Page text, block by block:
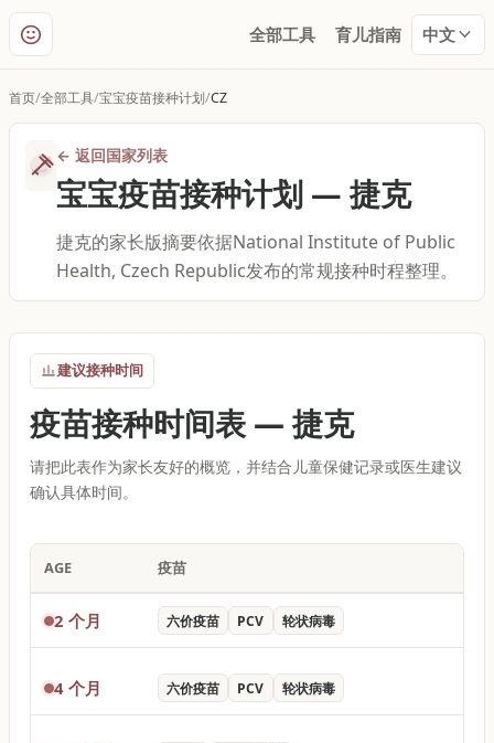
全部工具 育儿指南 中文
首页 全部工具 宝宝疫苗接种计划 CZ
←返回国家列表
宝宝疫苗接种计划 —捷克
捷克的家长版摘要依据National Institute of Public
Health, Czech Republic发布的常规接种时程整理。
建议接种时间
疫苗接种时间表—捷克
请把此表作为家长友好的概览，并结合儿童保健记录或医生建议
确认具体时间。
AGE 疫苗
2 个月 六价疫苗 PCV 轮状病毒
4 个月 六价疫苗 PCV 轮状病毒